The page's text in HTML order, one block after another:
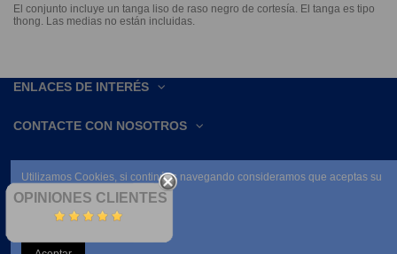
El conjunto incluye un tanga liso de raso negro de cortesía. El tanga es tipo
thong. Las medias no están incluidas.
ENLACES DE INTERÉS
CONTACTE CON NOSOTROS
OPINIONES CLIENTES
Utilizamos Cookies, si continúas navegando consideramos que aceptas su
uso.
Leer condiciones